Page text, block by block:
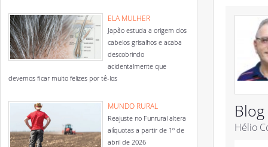
ELA MULHER
Japão estuda a origem dos
cabelos grisalhos e acaba
descobrindo
acidentalmente que
devemos ficar muito felizes por tê-los
MUNDO RURAL
Reajuste no Funrural altera
alíquotas a partir de 1º de
abril de 2026
Hélio